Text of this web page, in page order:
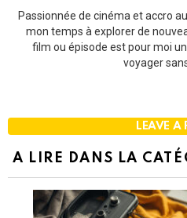
Passionnée de cinéma et accro
mon temps à explorer de
film ou épisode est pour moi
voyager
LEAVE A
A LIRE DANS LA